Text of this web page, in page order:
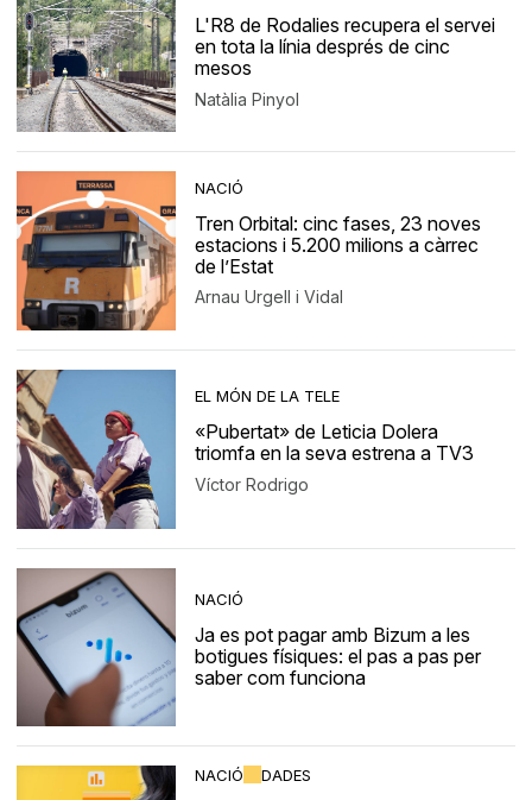
L'R8 de Rodalies recupera el servei
en tota la línia després de cinc
mesos
Natàlia Pinyol
NACIÓ
Tren Orbital: cinc fases, 23 noves
estacions i 5.200 milions a càrrec
de l’Estat
Arnau Urgell i Vidal
EL MÓN DE LA TELE
«Pubertat» de Leticia Dolera
triomfa en la seva estrena a TV3
Víctor Rodrigo
NACIÓ
Ja es pot pagar amb Bizum a les
botigues físiques: el pas a pas per
saber com funciona
NACIÓ DADES